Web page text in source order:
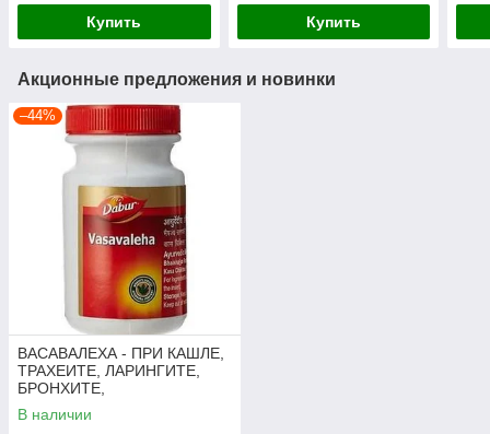
Купить Купить
Акционные предложения и новинки
–44%
ВАСАВАЛЕХА - ПРИ КАШЛЕ,
ТРАХЕИТЕ, ЛАРИНГИТЕ,
БРОНХИТЕ,
БРОНХИАЛЬНОЙ АСТМЕ,
VASAVALEHA (250GM)
В наличии